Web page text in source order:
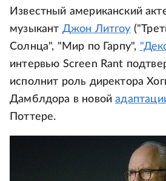
Известный американский
музыкант Джон Литгоу
Солнца", "Мир по Гарпу",
интервью Screen Rant
исполнит роль директора
Дамблдора в новой
Поттере.